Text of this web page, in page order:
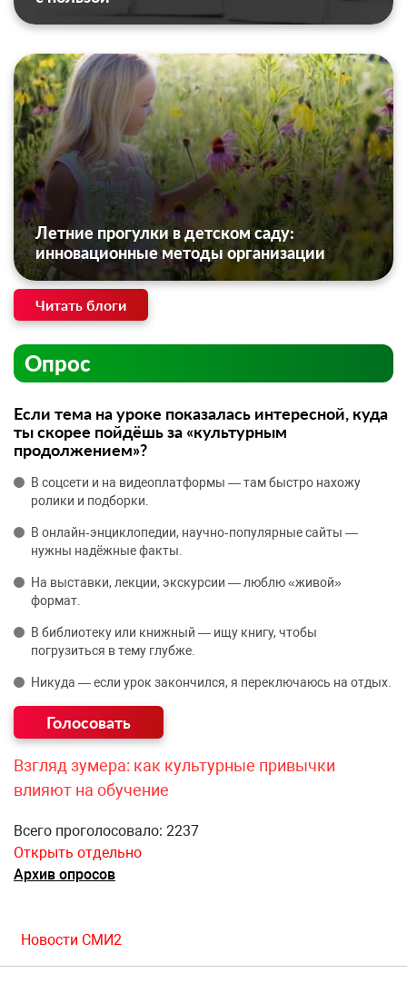
Летние прогулки в детском саду:
инновационные методы организации
Читать блоги
Опрос
Если тема на уроке показалась интересной, куда
ты скорее пойдёшь за «культурным
продолжением»?
В соцсети и на видеоплатформы — там быстро нахожу
ролики и подборки.
В онлайн‑энциклопедии, научно‑популярные сайты —
нужны надёжные факты.
На выставки, лекции, экскурсии — люблю «живой»
формат.
В библиотеку или книжный — ищу книгу, чтобы
погрузиться в тему глубже.
Никуда — если урок закончился, я переключаюсь на отдых.
Взгляд зумера: как культурные привычки
влияют на обучение
Всего проголосовало: 2237
Открыть отдельно
Архив опросов
Новости СМИ2